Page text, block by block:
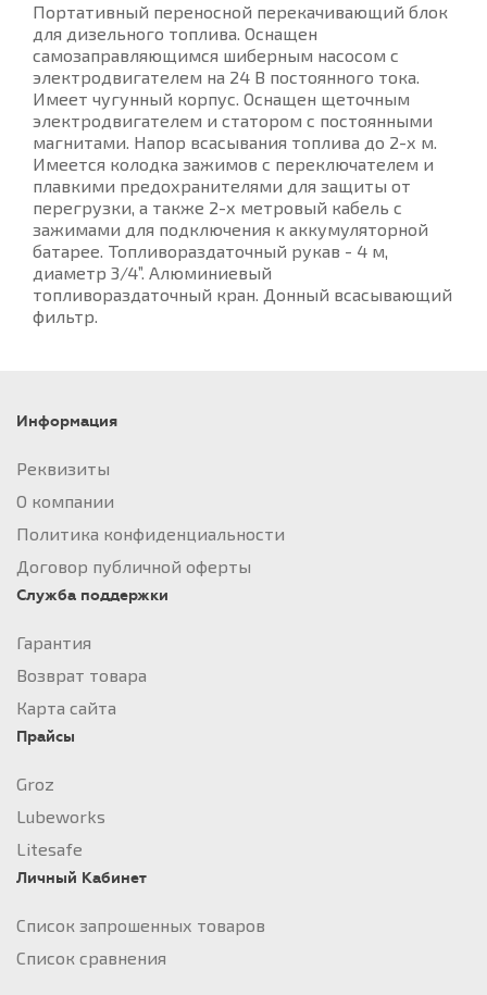
Портативный переносной перекачивающий блок
для дизельного топлива. Оснащен
самозаправляющимся шиберным насосом с
электродвигателем на 24 В постоянного тока.
Имеет чугунный корпус. Оснащен щеточным
электродвигателем и статором с постоянными
магнитами. Напор всасывания топлива до 2-х м.
Имеется колодка зажимов с переключателем и
плавкими предохранителями для защиты от
перегрузки, а также 2-х метровый кабель с
зажимами для подключения к аккумуляторной
батарее. Топливораздаточный рукав - 4 м,
диаметр 3/4”. Алюминиевый
топливораздаточный кран. Донный всасывающий
фильтр.
Информация
Реквизиты
О компании
Политика конфиденциальности
Договор публичной оферты
Служба поддержки
Гарантия
Возврат товара
Карта сайта
Прайсы
Groz
Lubeworks
Litesafe
Личный Кабинет
Список запрошенных товаров
Список сравнения